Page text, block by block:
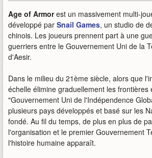
Age of Armorest un massivement multi-
développé par Snail Games, un studio de
chinois. Les joueurs prennent part à une
guerriers entre le Gouvernement Uni de la
d'Aesir.
Dans le milieu du 21ème siècle, alors que
échelle élimine graduellement les frontières
"Gouvernement Uni de l'Indépendence
plusieurs pays développés et basé sur les
fondé. Au fil du temps, de plus en plus de
l'organisation et le premier Gouvernement
l'histoire humaine apparaît.